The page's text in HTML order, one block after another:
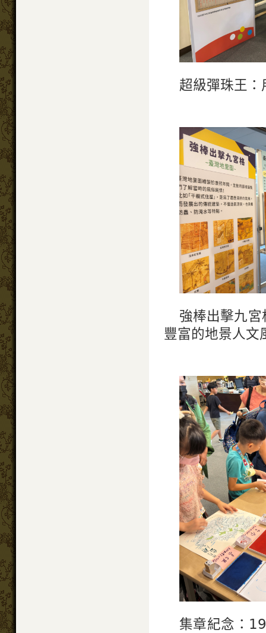
超級彈珠王
強棒出擊九
豐富的地景人文
集章紀念：